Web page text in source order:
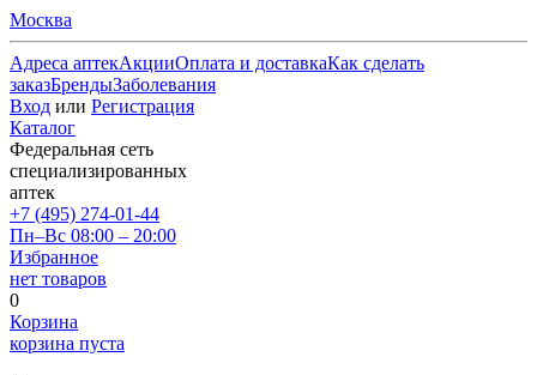
Москва
Адреса аптекАкцииОплата и доставкаКак сделать
заказБрендыЗаболевания
Вход или Регистрация
Каталог
Федеральная сеть
специализированных
аптек
+7 (495) 274-01-44
Пн–Вс 08:00 – 20:00
Избранное
нет товаров
0
Корзина
корзина пуста